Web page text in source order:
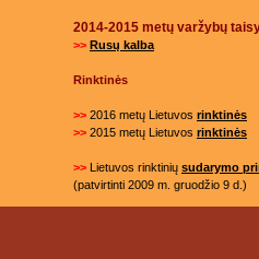
2014-2015 metų varžybų
>> Rusų kalba
Rinktinės
>> 2016 metų Lietuvos rinktinės
>> 2015 metų Lietuvos rinktinės
>> Lietuvos rinktinių sudarymo
(patvirtinti 2009 m. gruodžio 9 d.)